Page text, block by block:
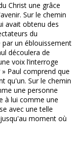
Christ une grâce
Sur le chemin
avait obtenu des
du
un éblouissement
découlera de
voix l’interroge
Paul comprend que
qu'un. Sur le chemin
une personne
à lui comme une
avec une telle
moment où